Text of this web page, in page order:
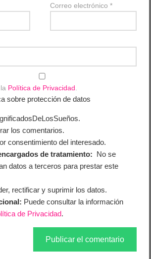
Correo electrónico *
Política de Privacidad
sobre protección de datos
los comentarios.
consentimiento del interesado.
de tratamiento: No se
datos a terceros para prestar este
rectificar y suprimir los datos.
Puede consultar la información
de Privacidad.